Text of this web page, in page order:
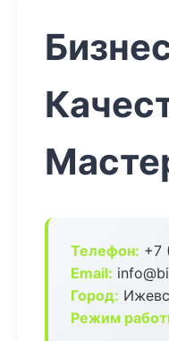
Телефон: +7
Email:
Город:
Режим